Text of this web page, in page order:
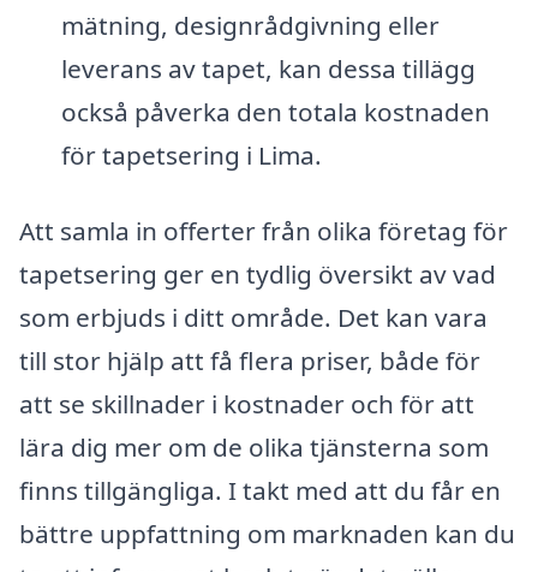
mätning, designrådgivning eller
leverans av tapet, kan dessa tillägg
också påverka den totala kostnaden
för tapetsering i Lima.
Att samla in offerter från olika företag för
tapetsering ger en tydlig översikt av vad
som erbjuds i ditt område. Det kan vara
till stor hjälp att få flera priser, både för
att se skillnader i kostnader och för att
lära dig mer om de olika tjänsterna som
finns tillgängliga. I takt med att du får en
bättre uppfattning om marknaden kan du